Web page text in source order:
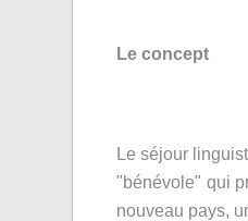
Le concept
Le séjour
"bénévole" qui
nouveau pays,